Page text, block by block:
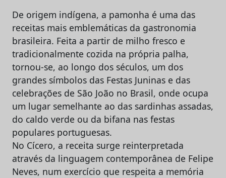
De origem indígena, a pamonha é uma das
receitas mais emblemáticas da gastronomia
brasileira. Feita a partir de milho fresco e
tradicionalmente cozida na própria palha,
tornou-se, ao longo dos séculos, um dos
grandes símbolos das Festas Juninas e das
celebrações de São João no Brasil, onde ocupa
um lugar semelhante ao das sardinhas assadas,
do caldo verde ou da bifana nas festas
populares portuguesas.
No Cícero, a receita surge reinterpretada
através da linguagem contemporânea de Felipe
Neves, num exercício que respeita a memória